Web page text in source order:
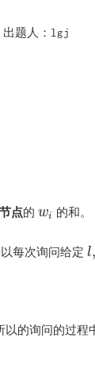
题人： lgj
点的 wi 的和。
每次询问给定 l,
的询问的过程